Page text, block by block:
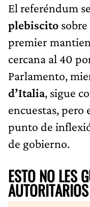
El referéndum
plebiscito
premier
cercana al 40
Parlamento,
d’Italia, sigue
encuestas, pero
punto de
de gobierno.
ESTO NO LES
AUTORITARIOS